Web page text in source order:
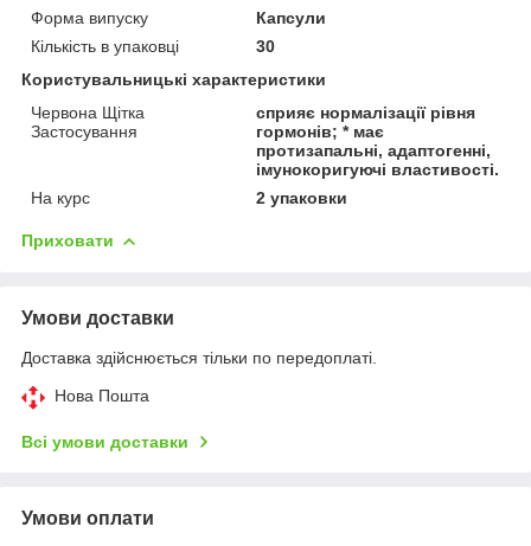
Форма випуску
Капсули
Кількість в упаковці
30
Користувальницькі характеристики
Червона Щітка
Застосування
сприяє нормалізації рівня
гормонів; * має
протизапальні, адаптогенні,
імунокоригуючі властивості.
На курс
2 упаковки
Приховати
Умови доставки
Доставка здійснюється тільки по передоплаті.
Нова Пошта
Всі умови доставки
Умови оплати